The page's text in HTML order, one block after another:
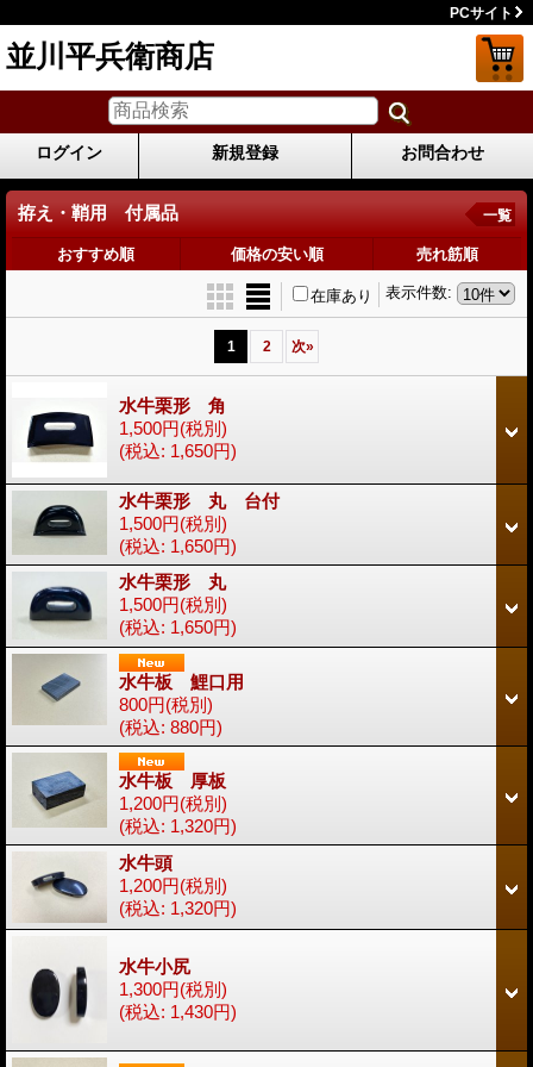
PCサイト
並川平兵衛商店
ログイン 新規登録 お問合わせ
拵え・鞘用 付属品 一覧
おすすめ順 価格の安い順 売れ筋順
表示件数:
在庫あり
1 2 次»
水牛栗形 角
1,500円(税別)
(税込: 1,650円)
水牛栗形 丸 台付
1,500円(税別)
(税込: 1,650円)
水牛栗形 丸
1,500円(税別)
(税込: 1,650円)
水牛板 鯉口用
800円(税別)
(税込: 880円)
水牛板 厚板
1,200円(税別)
(税込: 1,320円)
水牛頭
1,200円(税別)
(税込: 1,320円)
水牛小尻
1,300円(税別)
(税込: 1,430円)